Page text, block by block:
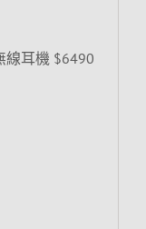
線耳機 $6490